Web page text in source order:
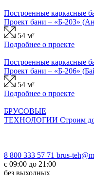
Построенные каркасные
Проект бани – «Б-203»
54 м²
Подробнее о проекте
Построенные каркасные
Проект бани – «Б-206»
54 м²
Подробнее о проекте
БРУСОВЫЕ
ТЕХНОЛОГИИ Строим
8 800 333 57 71 brus-
с 09:00 до 21:00
без выходных